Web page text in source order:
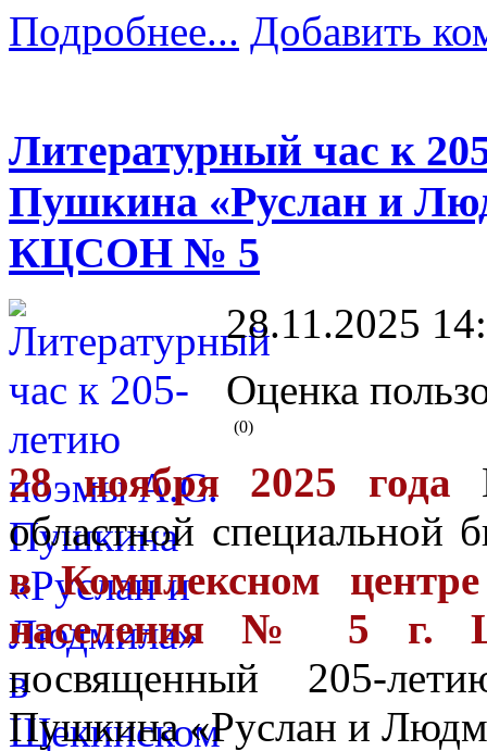
Подробнее... Добавить
Литературный час к
Пушкина «Руслан и
КЦСОН № 5
28.11.2025
Оценка
(0)
28 ноября 2025 года
областной специальной
в Комплексном
населения № 5 г.
посвященный 205-
Пушкина «Руслан и